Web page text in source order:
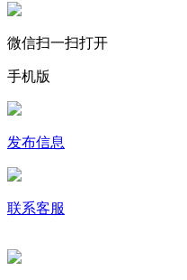
微信扫一扫打开
手机版
发布信息
联系客服